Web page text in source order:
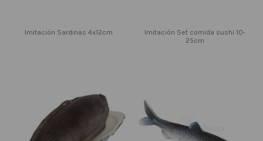
Imitación Sardinas 4x12cm
Imitación Set comida sushi 10-
25cm